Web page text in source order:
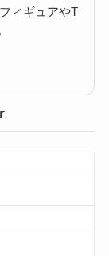
ィギュアやT